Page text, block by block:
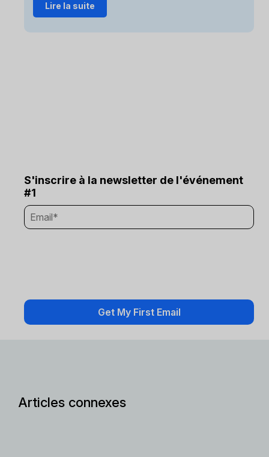
Lire la suite
S'inscrire à la newsletter de l'événement
#1
Articles connexes